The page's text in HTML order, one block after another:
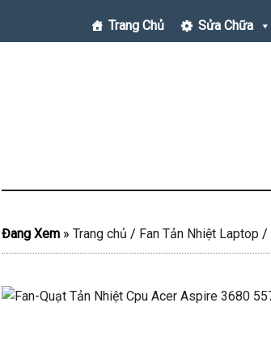
Trang Chủ Sửa Chữa
Đang Xem » Trang chủ / Fan Tản Nhiệt Laptop /